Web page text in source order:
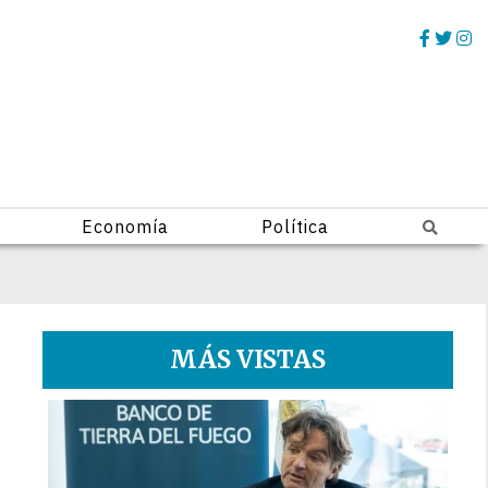
Economía Política
MÁS VISTAS
1